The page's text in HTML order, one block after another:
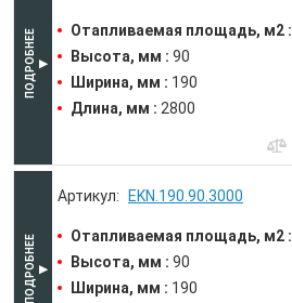
Отапливаемая площадь, м2 :
Высота, мм : 90
Ширина, мм : 190
Длина, мм : 2800
EKN.190.90.3000
Отапливаемая площадь, м2 :
Высота, мм : 90
Ширина, мм : 190